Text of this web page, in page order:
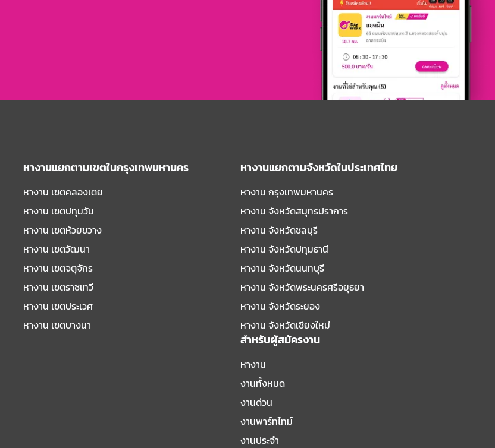
หางานแยกตามเขตในกรุงเทพมหานคร
หางาน เขตคลองเตย
หางาน เขตปทุมวัน
หางาน เขตห้วยขวาง
หางาน เขตวัฒนา
หางาน เขตจตุจักร
หางาน เขตราชเทวี
หางาน เขตประเวศ
หางาน เขตบางนา
หางานแยกตามจังหวัดในประเทศไทย
หางาน กรุงเทพมหานคร
หางาน จังหวัดสมุทรปราการ
หางาน จังหวัดชลบุรี
หางาน จังหวัดปทุมธานี
หางาน จังหวัดนนทบุรี
หางาน จังหวัดพระนครศรีอยุธยา
หางาน จังหวัดระยอง
หางาน จังหวัดเชียงใหม่
สำหรับผู้สมัครงาน
หางาน
งานทั้งหมด
งานด่วน
งานพาร์ทไทม์
งานประจำ